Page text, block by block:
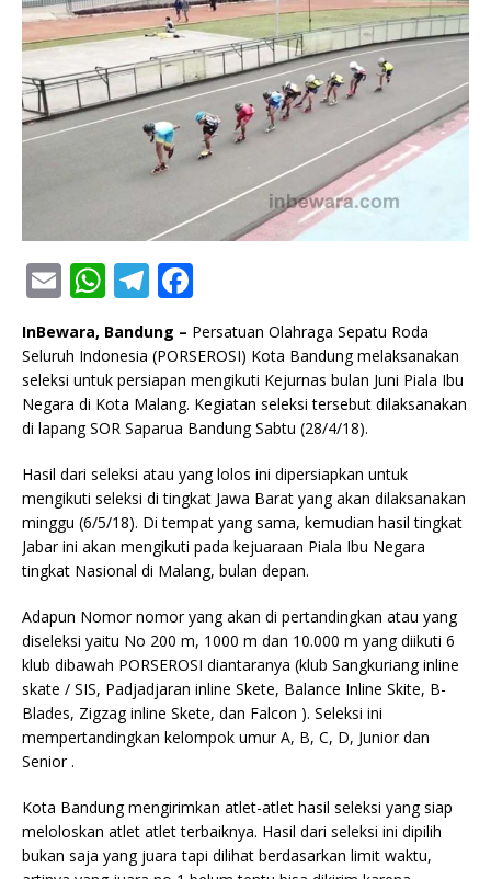
E
ai
l
W
h
at
s
A
p
p
T
e
g
ra
a
c
e
b
o
k
InBewara, Bandung – Persatuan Olahraga Sepatu Roda
Seluruh Indonesia (PORSEROSI) Kota Bandung melaksanakan
seleksi untuk persiapan mengikuti Kejurnas bulan Juni Piala Ibu
Negara di Kota Malang. Kegiatan seleksi tersebut dilaksanakan
di lapang SOR Saparua Bandung Sabtu (28/4/18).
Hasil dari seleksi atau yang lolos ini dipersiapkan untuk
mengikuti seleksi di tingkat Jawa Barat yang akan dilaksanakan
minggu (6/5/18). Di tempat yang sama, kemudian hasil tingkat
Jabar ini akan mengikuti pada kejuaraan Piala Ibu Negara
tingkat Nasional di Malang, bulan depan.
Adapun Nomor nomor yang akan di pertandingkan atau yang
diseleksi yaitu No 200 m, 1000 m dan 10.000 m yang diikuti 6
klub dibawah PORSEROSI diantaranya (klub Sangkuriang inline
skate / SIS, Padjadjaran inline Skete, Balance Inline Skite, B-
Blades, Zigzag inline Skete, dan Falcon ). Seleksi ini
mempertandingkan kelompok umur A, B, C, D, Junior dan
Senior .
Kota Bandung mengirimkan atlet-atlet hasil seleksi yang siap
meloloskan atlet atlet terbaiknya. Hasil dari seleksi ini dipilih
bukan saja yang juara tapi dilihat berdasarkan limit waktu,